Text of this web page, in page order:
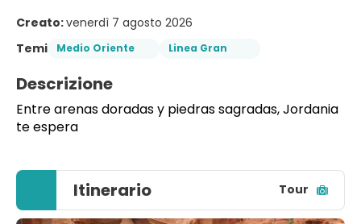
Creato:venerdì 7 agosto 2026
Temi
Medio Oriente Linea Gran
Descrizione
Entre arenas doradas y piedras sagradas, Jordania
te espera
Itinerario Tour